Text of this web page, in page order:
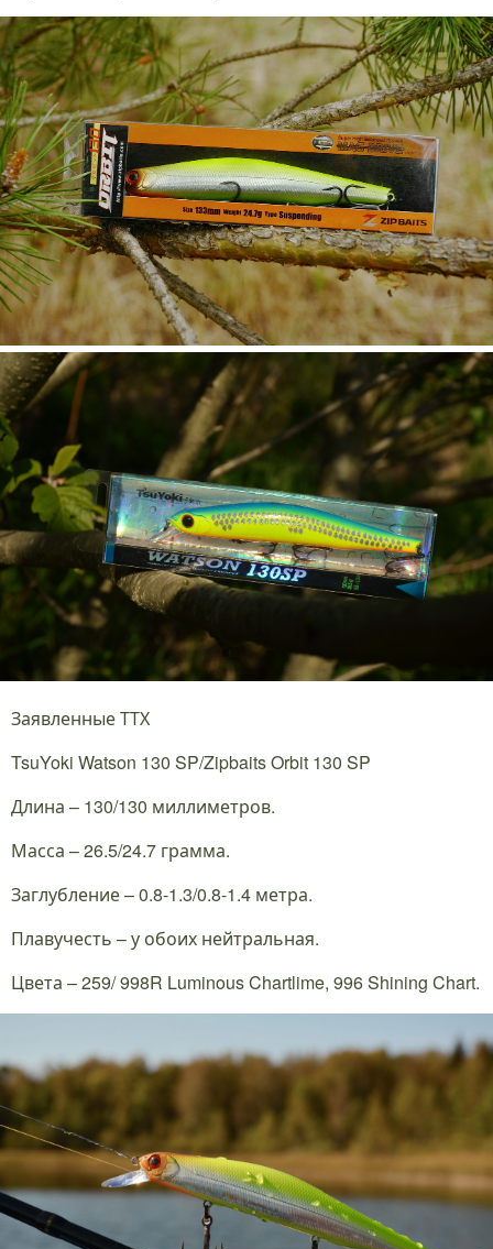
Заявленные ТТХ
TsuYoki Watson 130 SP/Zipbaits Orbit 130 SP
Длина – 130/130 миллиметров.
Масса – 26.5/24.7 грамма.
Заглубление – 0.8-1.3/0.8-1.4 метра.
Плавучесть – у обоих нейтральная.
Цвета – 259/ 998R Luminous Chartlime, 996 Shining Chart.